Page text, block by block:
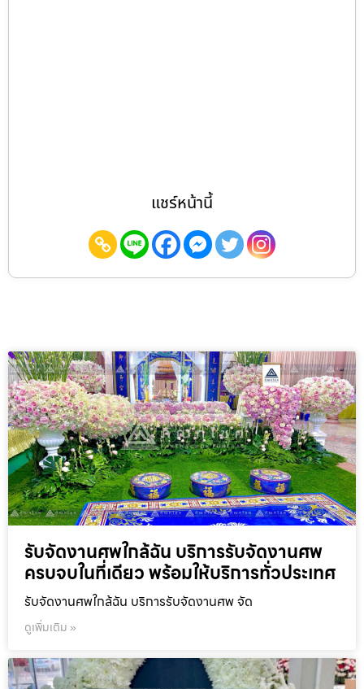
แชร์หน้านี้
รับจัดงานศพใกล้ฉัน บริการรับจัดงานศพ
ครบจบในที่เดียว พร้อมให้บริการทั่วประเทศ
รับจัดงานศพใกล้ฉัน บริการรับจัดงานศพ จัด
ดูเพิ่มเติม »